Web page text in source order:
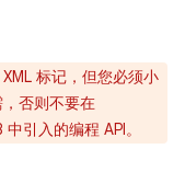
标记，但您必须小
否则不要在
引入的编程 API。